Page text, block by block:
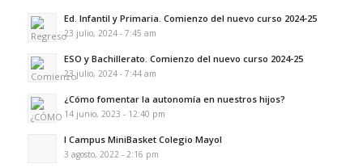
Ed. Infantil y Primaria. Comienzo del nuevo curso 2024-25
23 julio, 2024 - 7:45 am
ESO y Bachillerato. Comienzo del nuevo curso 2024-25
23 julio, 2024 - 7:44 am
¿Cómo fomentar la autonomía en nuestros hijos?
14 junio, 2023 - 12:40 pm
I Campus MiniBasket Colegio Mayol
3 agosto, 2022 - 2:16 pm